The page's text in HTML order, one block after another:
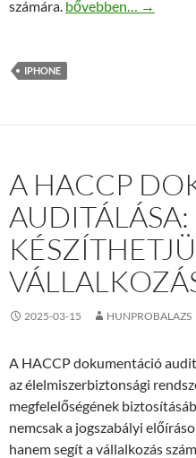
számára. Az iPhone 16 Tok
bővebben… →
IPHONE
A HACCP
2025-03-15 HUNPROBALAZS
A HACCP dokumentáció
az élelmiszerbiztonsági
megfelelőségének
nemcsak a jogszabályi
hanem segít a vállalkozás